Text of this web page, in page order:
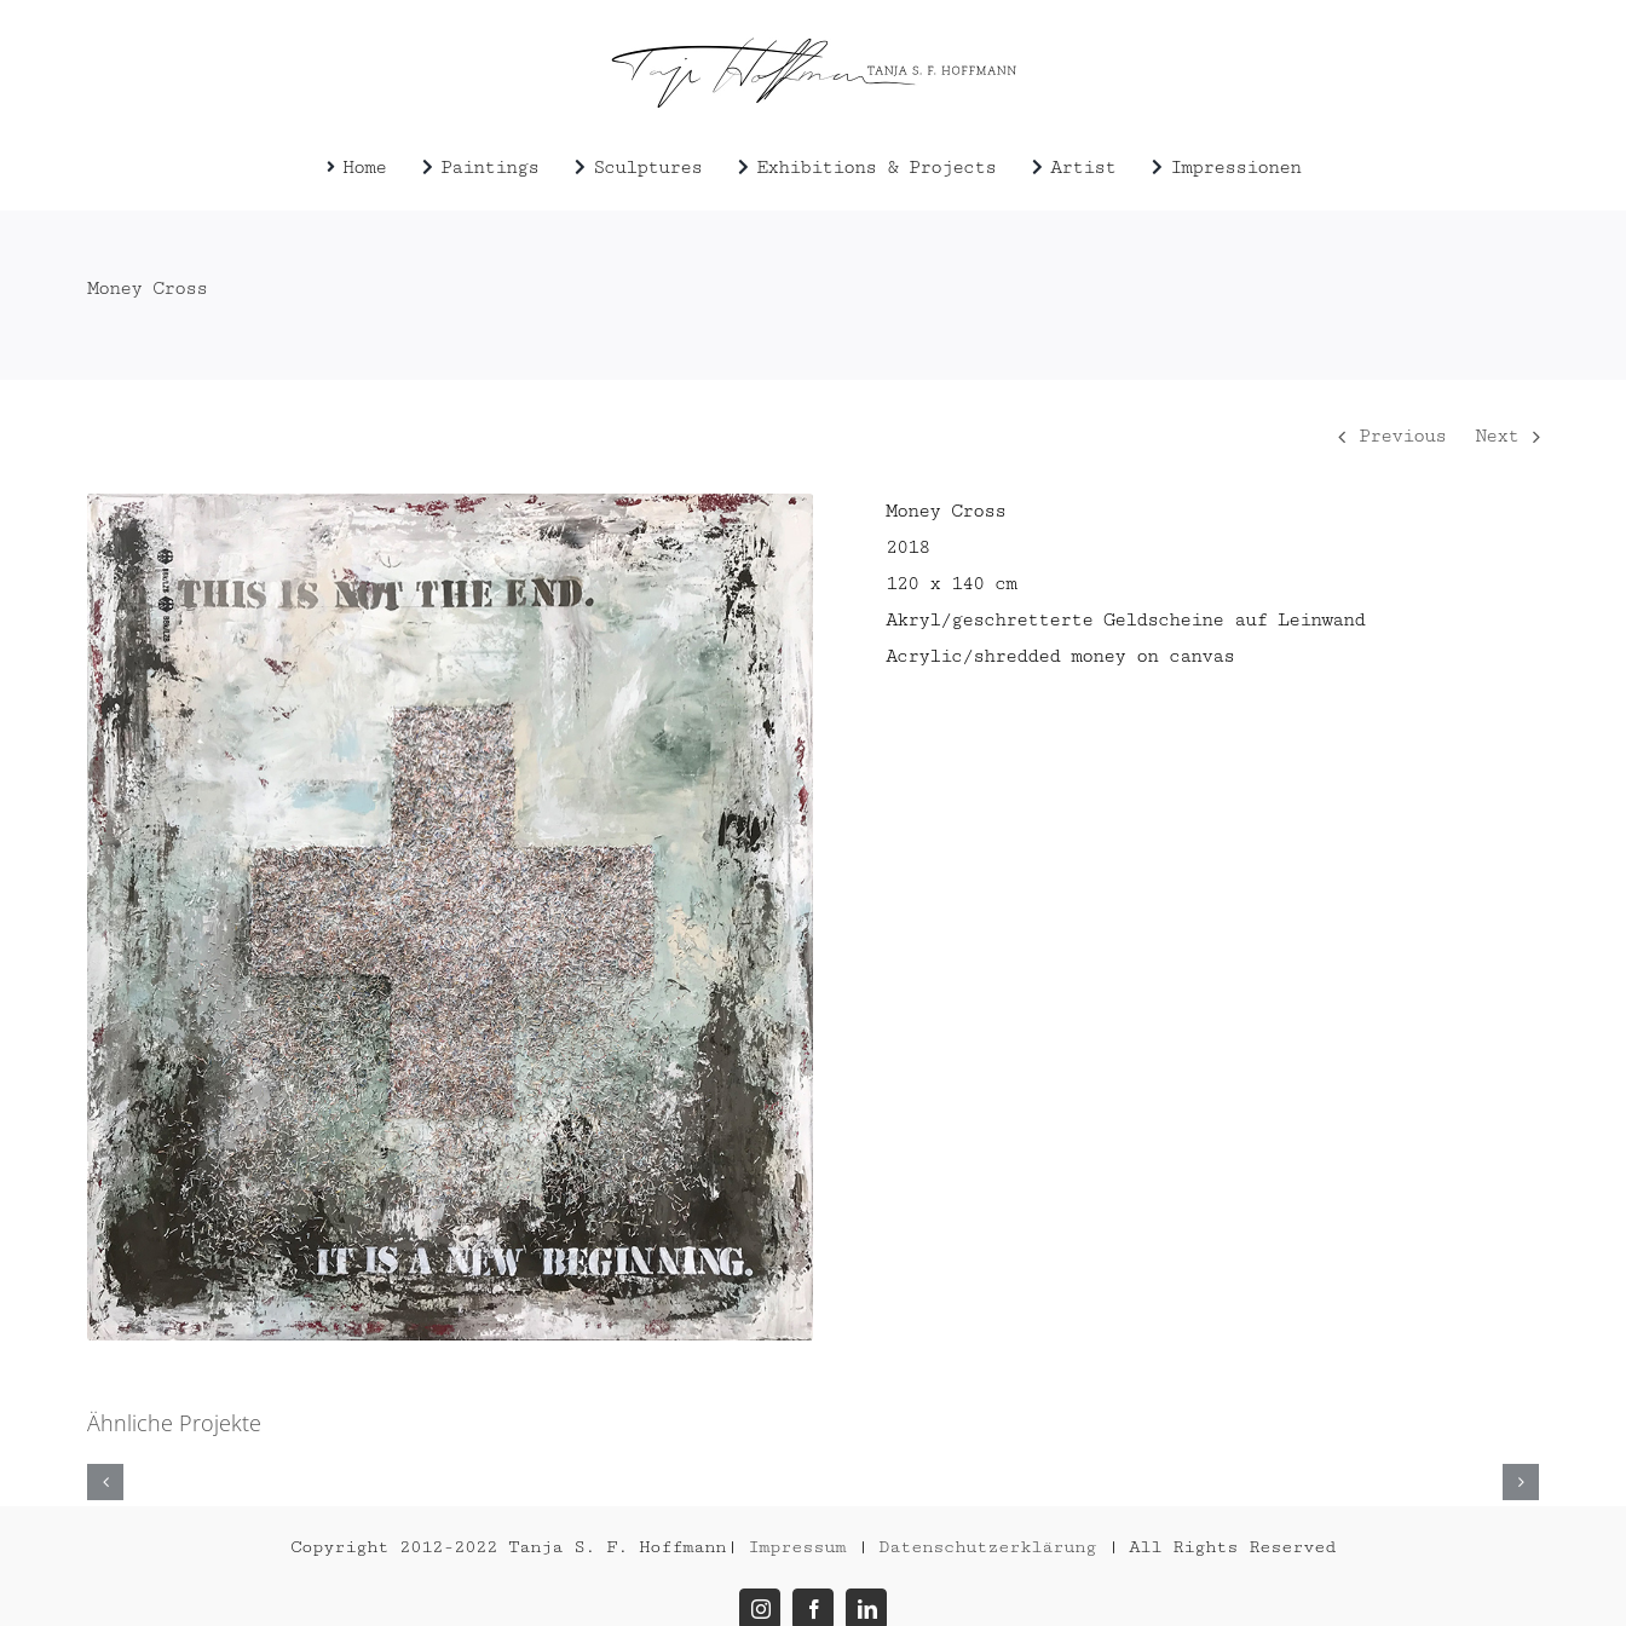
Home Paintings Sculptures Exhibitions & Projects Artist Impressionen
Money Cross
Previous Next
Money Cross
2018
120 x 140 cm
Akryl/geschretterte Geldscheine auf Leinwand
Acrylic/shredded money on canvas
Ähnliche Projekte
Copyright 2012-2022 Tanja S. F. Hoffmann| Impressum| Datenschutzerklärung | All Rights Reserved
InstagramFacebookLinkedIn